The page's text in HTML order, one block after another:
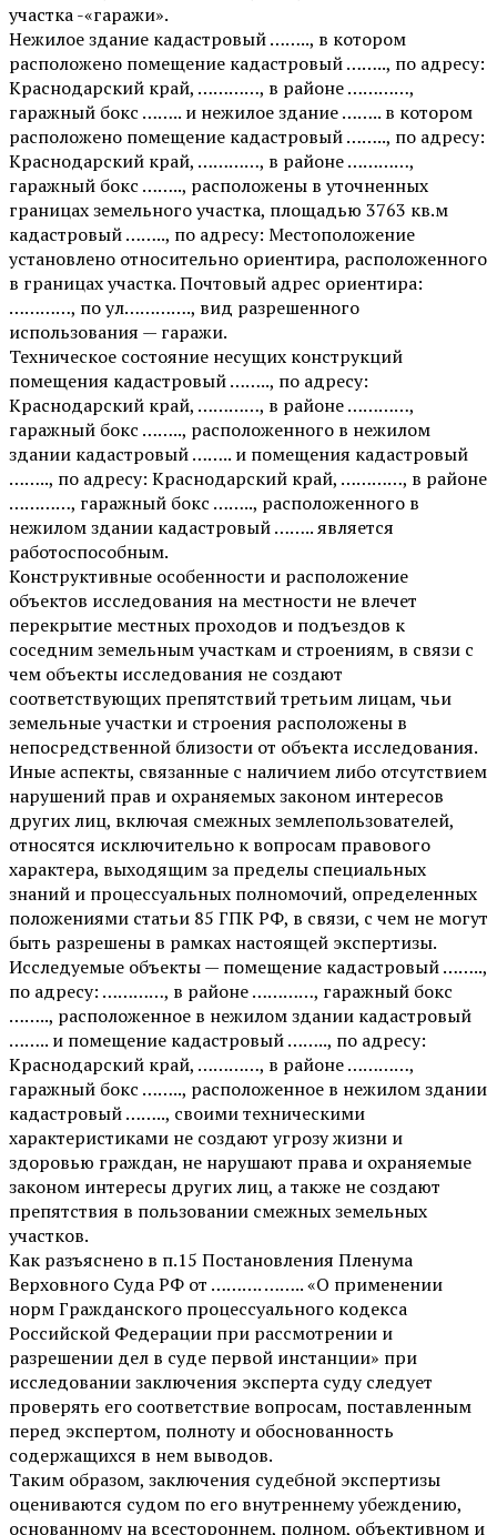
участка -«гаражи».
Нежилое здание кадастровый …….., в котором
расположено помещение кадастровый …….., по адресу:
Краснодарский край, …………, в районе …………,
гаражный бокс …….. и нежилое здание …….. в котором
расположено помещение кадастровый …….., по адресу:
Краснодарский край, …………, в районе …………,
гаражный бокс …….., расположены в уточненных
границах земельного участка, площадью 3763 кв.м
кадастровый …….., по адресу: Местоположение
установлено относительно ориентира, расположенного
в границах участка. Почтовый адрес ориентира:
…………, по ул…………., вид разрешенного
использования — гаражи.
Техническое состояние несущих конструкций
помещения кадастровый …….., по адресу:
Краснодарский край, …………, в районе …………,
гаражный бокс …….., расположенного в нежилом
здании кадастровый …….. и помещения кадастровый
…….., по адресу: Краснодарский край, …………, в районе
…………, гаражный бокс …….., расположенного в
нежилом здании кадастровый …….. является
работоспособным.
Конструктивные особенности и расположение
объектов исследования на местности не влечет
перекрытие местных проходов и подъездов к
соседним земельным участкам и строениям, в связи с
чем объекты исследования не создают
соответствующих препятствий третьим лицам, чьи
земельные участки и строения расположены в
непосредственной близости от объекта исследования.
Иные аспекты, связанные с наличием либо отсутствием
нарушений прав и охраняемых законом интересов
других лиц, включая смежных землепользователей,
относятся исключительно к вопросам правового
характера, выходящим за пределы специальных
знаний и процессуальных полномочий, определенных
положениями статьи 85 ГПК РФ, в связи, с чем не могут
быть разрешены в рамках настоящей экспертизы.
Исследуемые объекты — помещение кадастровый ……..,
по адресу: …………, в районе …………, гаражный бокс
…….., расположенное в нежилом здании кадастровый
…….. и помещение кадастровый …….., по адресу:
Краснодарский край, …………, в районе …………,
гаражный бокс …….., расположенное в нежилом здании
кадастровый …….., своими техническими
характеристиками не создают угрозу жизни и
здоровью граждан, не нарушают права и охраняемые
законом интересы других лиц, а также не создают
препятствия в пользовании смежных земельных
участков.
Как разъяснено в п.15 Постановления Пленума
Верховного Суда РФ от ………. …….. «О применении
норм Гражданского процессуального кодекса
Российской Федерации при рассмотрении и
разрешении дел в суде первой инстанции» при
исследовании заключения эксперта суду следует
проверять его соответствие вопросам, поставленным
перед экспертом, полноту и обоснованность
содержащихся в нем выводов.
Таким образом, заключения судебной экспертизы
оцениваются судом по его внутреннему убеждению,
основанному на всестороннем, полном, объективном и